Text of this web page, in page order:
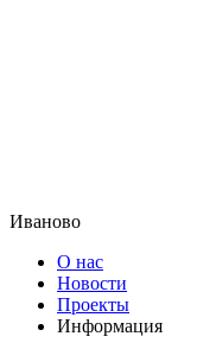
Иваново
О нас
Новости
Проекты
Информация